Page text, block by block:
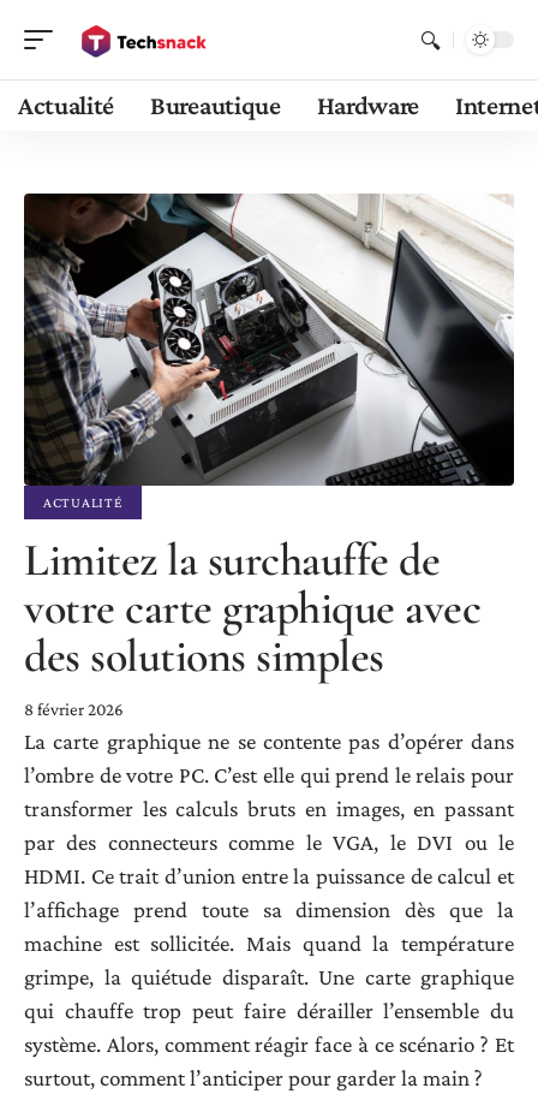
Actualité Bureautique Hardware
ACTUALITÉ
Limitez la surchauffe de
votre carte graphique avec
des solutions simples
8 février 2026
La carte graphique ne se contente pas d’opérer dans
l’ombre de votre PC. C’est elle qui prend le relais pour
transformer les calculs bruts en images, en passant
par des connecteurs comme le VGA, le DVI ou le
HDMI. Ce trait d’union entre la puissance de calcul et
l’affichage prend toute sa dimension dès que la
machine est sollicitée. Mais quand la température
grimpe, la quiétude disparaît. Une carte graphique
qui chauffe trop peut faire dérailler l’ensemble du
système. Alors, comment réagir face à ce scénario ? Et
surtout, comment l’anticiper pour garder la main ?